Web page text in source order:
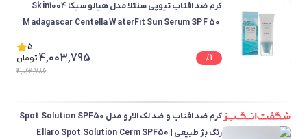
کرم ضد افتاب تیوپی سنتلا مدل هیالو سیکا Skin1004
Madagascar Centella WaterFit Sun Serum SPF 50|
5
%1
4,003,795تومان
4,062,786
کرم ضد افتاب و ضد لک الارو مدل Spot Solution SPF50
رنگ بژ طبیعی | Ellaro Spot Solution Cerm SPF50